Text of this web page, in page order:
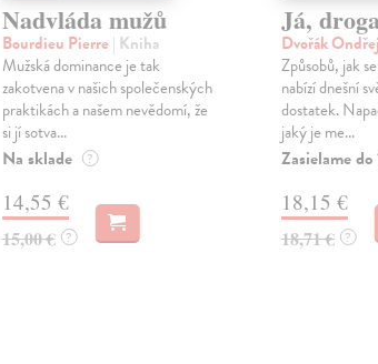
Nadvláda mužů
Bourdieu Pierre | Kniha
Mužská dominance je tak
zakotvena v našich společenských
praktikách a našem nevědomí, že
si jí sotva...
Na sklade ?
14,55 €
15,00 € ?
Já,
Dvořák Ondřej
Způsobů, jak
nabízí dnešní
dostatek.
jaký je me...
Zasielame
18,15 €
18,71 € ?